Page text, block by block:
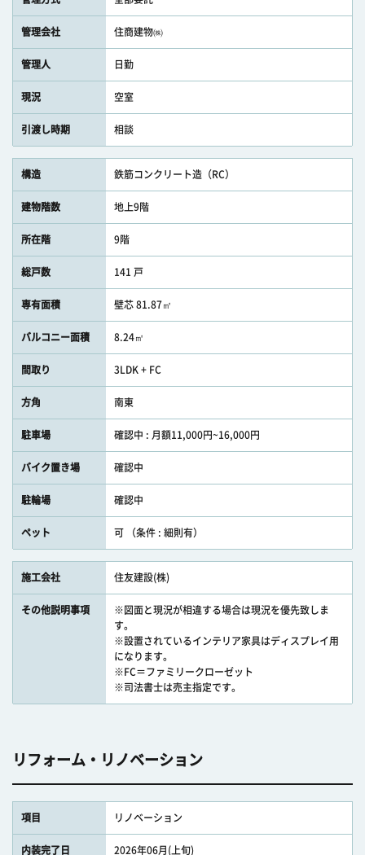
管理会社 住商建物㈱
管理人 日勤
現況 空室
引渡し時期 相談
構造 鉄筋コンクリート造（RC）
建物階数 地上9階
所在階 9階
総戸数 141 戸
専有面積 壁芯 81.87㎡
バルコニー面積 8.24㎡
間取り 3LDK + FC
方角 南東
駐車場 確認中 : 月額11,000円~16,000円
バイク置き場 確認中
駐輪場 確認中
ペット 可 （条件 : 細則有）
施工会社 住友建設(株)
その他説明事項
※図面と現況が相違する場合は現況を優先致しま
す。
※設置されているインテリア家具はディスプレイ用
になります。
※FC＝ファミリークローゼット
※司法書士は売主指定です。
リフォーム・リノベーション
項目 リノベーション
内装完了日 2026年06月(上旬)